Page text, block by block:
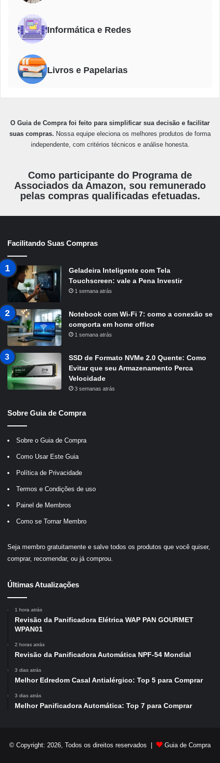
Informática e Redes
Livros e Papelarias
O Guia de Compra foi feito para simplificar sua decisão e facilitar
suas compras. Nossa equipe eleciona os melhores produtos de forma
independente, com critérios técnicos e análise honesta.
Como participante do Programa de
Associados da Amazon, sou remunerado
pelas compras qualificadas efetuadas.
Facilitando Suas Compras
Geladeira Inteligente com Tela
Touchscreen: vale a Pena Investir
1 semana atrás
Notebook com Wi-Fi 7: como a conexão se
comporta em home office
1 semana atrás
SSD de Formato NVMe 2.0 Quente: Como
Evitar que seu Armazenamento Perca
Velocidade
3 semanas atrás
Sobre Guia de Compra
Sobre o Guia de Compra
Como Usar Este Guia
Política de Privacidade
Termos e Condições de uso
Painel de Membros
Como se Tornar Membro
Seja membro gratuitamente e salve todos os produtos que você quiser,
comprar, recomendar, ou já comprou.
Últimas Atualizações
1 hora atrás
Revisão da Panificadora Elétrica WAP PAN GOURMET
WPAN01
2 horas atrás
Revisão da Panificadora Automática NPF-54 Mondial
3 dias atrás
Melhor Edredom Casal Antialérgico: Top 5 para Comprar
3 dias atrás
Melhor Panificadora Automática: Top 7 para Comprar
© Copyright: 2026, Todos os direitos reservados | Guia de Compra